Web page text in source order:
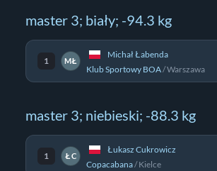
master 3; biały; -94.3 kg
1 MŁ
Michał Łabenda
Klub Sportowy BOA/Warszawa
master 3; niebieski; -88.3 kg
1 ŁC
Łukasz Cukrowicz
Copacabana/Kielce